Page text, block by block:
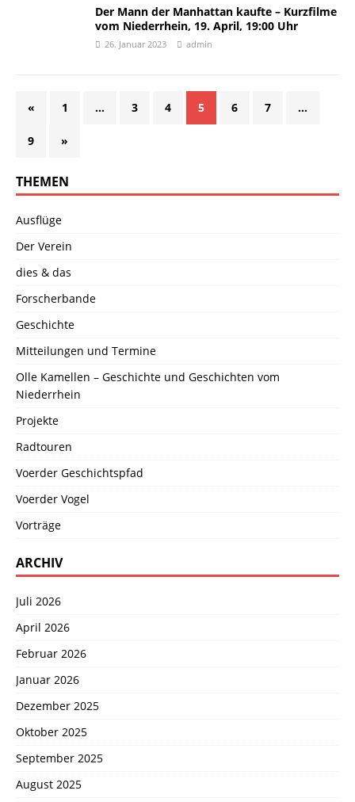
Der Mann der Manhattan kaufte – Kurzfilme
vom Niederrhein, 19. April, 19:00 Uhr
26. Januar 2023 admin
« 1 … 3 4 5 6 7 …
9 »
THEMEN
Ausflüge
Der Verein
dies & das
Forscherbande
Geschichte
Mitteilungen und Termine
Olle Kamellen – Geschichte und Geschichten vom
Niederrhein
Projekte
Radtouren
Voerder Geschichtspfad
Voerder Vogel
Vorträge
ARCHIV
Juli 2026
April 2026
Februar 2026
Januar 2026
Dezember 2025
Oktober 2025
September 2025
August 2025